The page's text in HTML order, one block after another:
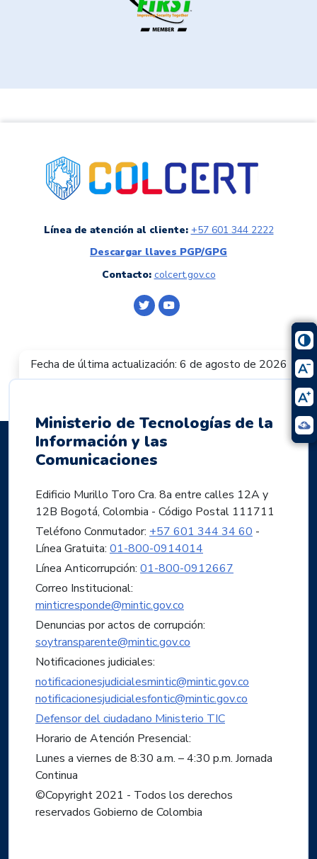
link a colCERT
Línea de atención al cliente: +57 601 344 2222
Descargar llaves PGP/GPG
Contacto: colcert.gov.co
Logo Twitter
Fecha de última actualización: 6 de agosto de 2026
Ministerio de Tecnologías de la
Información y las
Comunicaciones
Edificio Murillo Toro Cra. 8a entre calles 12A y
12B Bogotá, Colombia - Código Postal 111711
Teléfono Conmutador: +57 601 344 34 60 -
Línea Gratuita: 01-800-0914014
Línea Anticorrupción: 01-800-0912667
Correo Institucional:
minticresponde@mintic.gov.co
Denuncias por actos de corrupción:
soytransparente@mintic.gov.co
Notificaciones judiciales:
notificacionesjudicialesmintic@mintic.gov.co
notificacionesjudicialesfontic@mintic.gov.co
Defensor del ciudadano Ministerio TIC
Horario de Atención Presencial:
Lunes a viernes de 8:30 a.m. – 4:30 p.m. Jornada
Continua
©Copyright 2021 - Todos los derechos
reservados Gobierno de Colombia